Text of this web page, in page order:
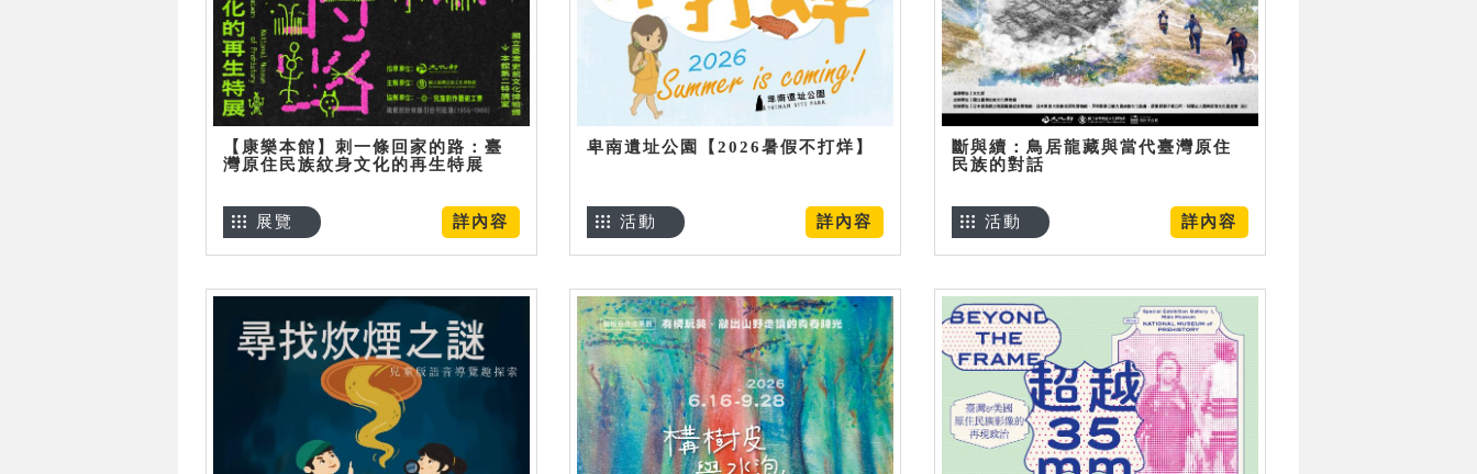
【康樂本館】刺一條回家的路：臺
灣原住民族紋身文化的再生特展
詳內容
展覽
卑南遺址公園【2026暑假不打烊】
詳內容
活動
斷與續：鳥居龍藏與當代臺灣原住
民族的對話
詳內容
活動